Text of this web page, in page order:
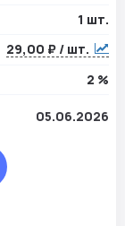
1 шт.
29,00 ₽ / шт.
2 %
05.06.2026